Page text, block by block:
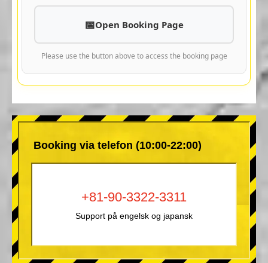
Open Booking Page
Please use the button above to access the booking page
Booking via telefon (10:00-22:00)
+81-90-3322-3311
Support på engelsk og japansk